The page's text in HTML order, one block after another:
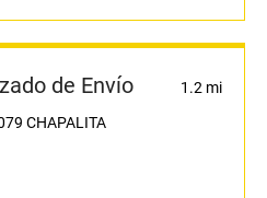
de Envío
1.2 mi
CHAPALITA